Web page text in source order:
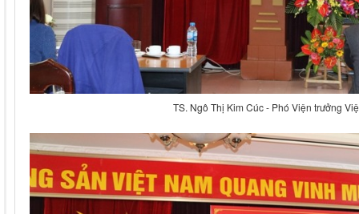
TS. Ngô Thị Kim Cúc - Phó Viện trưởng